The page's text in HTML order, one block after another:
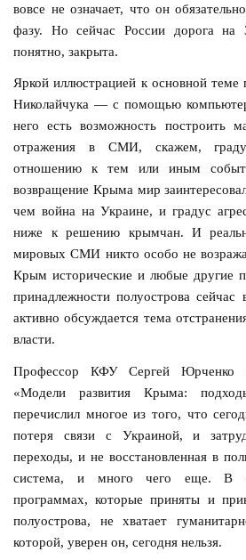
вовсе не означает, что он
фазу. Но сейчас России дорога на
понятно, закрыта.
Яркой иллюстрацией к основной теме
Николайчука — с помощью
него есть возможность построить
отражения в СМИ, скажем,
отношению к тем или иным
возвращение Крыма мир
чем война на Украине, и градус
ниже к решению крымчан. И
мировых СМИ никто особо не
Крым исторические и любые другие
принадлежности полуострова сейчас
активно обсуждается тема
власти.
Профессор КФУ Сергей Юрченко
«Модели развития Крыма:
перечислил многое из того, что
потеря связи с Украиной, и
переходы, и не восстановленная в
система, и много чего еще. В
программах, которые приняты и
полуострова, не хватает
которой, уверен он, сегодня нельзя.